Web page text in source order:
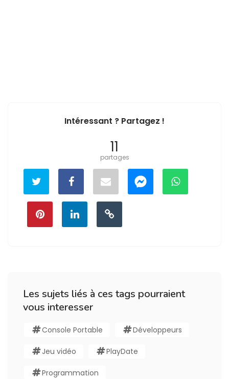
Intéressant ? Partagez !
11
partages
Les sujets liés à ces tags pourraient
vous interesser
Console Portable Développeurs
Jeu vidéo PlayDate
Programmation